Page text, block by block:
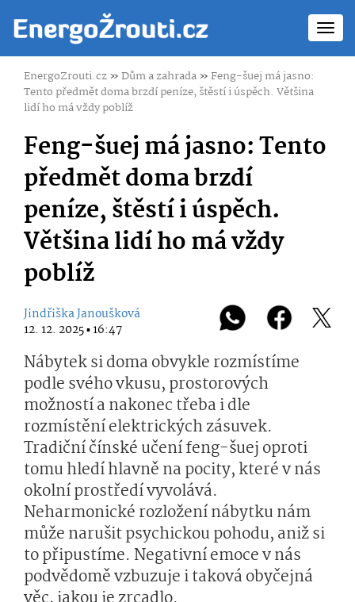
EnergoZrouti.cz»Dům a zahrada»Feng-šuej má jasno:
Tento předmět doma brzdí peníze, štěstí i úspěch. Většina
lidí ho má vždy poblíž
Feng-šuej má jasno: Tento
předmět doma brzdí
peníze, štěstí i úspěch.
Většina lidí ho má vždy
poblíž
Jindřiška Janoušková
12. 12. 2025 ▪ 16:47
Nábytek si doma obvykle rozmístíme
podle svého vkusu, prostorových
možností a nakonec třeba i dle
rozmístění elektrických zásuvek.
Tradiční čínské učení feng-šuej oproti
tomu hledí hlavně na pocity, které v nás
okolní prostředí vyvolává.
Neharmonické rozložení nábytku nám
může narušit psychickou pohodu, aniž si
to připustíme. Negativní emoce v nás
podvědomě vzbuzuje i taková obyčejná